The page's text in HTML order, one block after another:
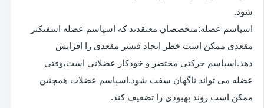
شود.
اسپاسم عضله:متخصصان معتقدند که اسپاسم عضله اسفنکتر
مقعدی ممکن است خطر ایجاد فیشر مقعدی را افزایش
دهد.اسپاسم حرکتی مختصر و خودکار عضلانی است،وقتی
عضله می تواند ناگهان سفت شود.اسپاسم عضلات همچنین
ممکن است روند بهبودی را تضعیف کند.